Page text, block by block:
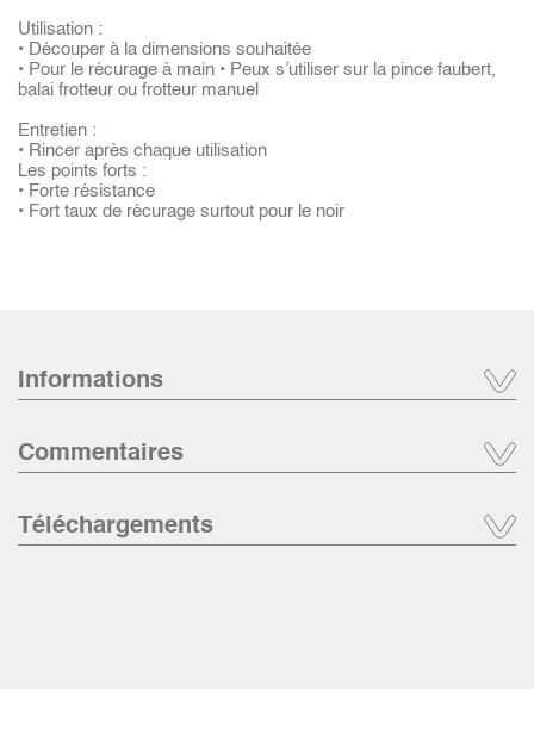
Utilisation :
• Découper à la dimensions souhaitée
• Pour le récurage à main • Peux s’utiliser sur la pince faubert,
balai frotteur ou frotteur manuel
Entretien :
• Rincer après chaque utilisation
Les points forts :
• Forte résistance
• Fort taux de récurage surtout pour le noir
Informations
Commentaires
Téléchargements